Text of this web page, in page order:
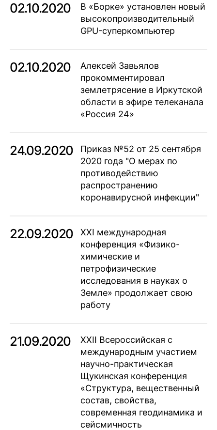
02.10.2020
В «Борке» установлен новый
высокопроизводительный
GPU-суперкомпьютер
02.10.2020
Алексей Завьялов
прокомментировал
землетрясение в Иркутской
области в эфире телеканала
«Россия 24»
24.09.2020
Приказ №52 от 25 сентября
2020 года "О мерах по
противодействию
распространению
коронавирусной инфекции"
22.09.2020
XХI международная
конференция «Физико-
химические и
петрофизические
исследования в науках о
Земле» продолжает свою
работу
21.09.2020
XXII Всероссийская с
международным участием
научно-практическая
Щукинская конференция
«Структура, вещественный
состав, свойства,
современная геодинамика и
сейсмичность